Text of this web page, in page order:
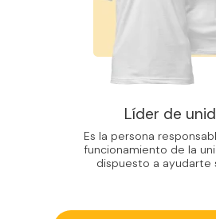
Líder de
Es la persona
funcionamiento de la
dispuesto a ayudarte